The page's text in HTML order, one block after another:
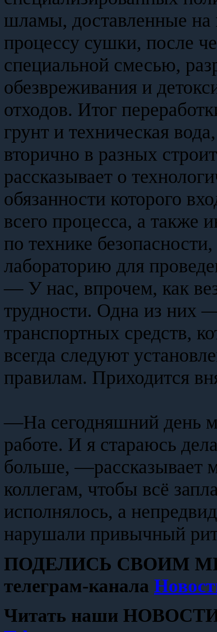
шламы, доставленные на
процессу сушки, после
специальной смесью,
обезвреживания и
отходов. Итог
грунт и техническая
вторично в разных
рассказывает о
обязанности которого
всего процесса, а также
по технике
лабораторию для
— У нас, впрочем, как
трудности. Одна из них
транспортных средств,
всегда следуют
правилам. Приходится
—На сегодняшний день
работе. И я стараюсь
больше, —рассказывает
коллегам, чтобы всё
исполнялось, а
нарушали привычный
ПОДЕЛИСЬ СВОИМ
телеграм-канала
Читать наши НОВОСТИ